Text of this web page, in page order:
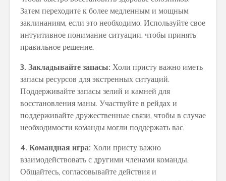
Затем переходите к более медленным и мощным
заклинаниям, если это необходимо. Используйте свое
интуитивное понимание ситуации, чтобы принять
правильное решение.
3. Закладывайте запасы: Холи присту важно иметь
запасы ресурсов для экстренных ситуаций.
Поддерживайте запасы зелий и камней для
восстановления маны. Участвуйте в рейдах и
поддерживайте дружественные связи, чтобы в случае
необходимости команды могли поддержать вас.
4. Командная игра: Холи присту важно
взаимодействовать с другими членами команды.
Общайтесь, согласовывайте действия и